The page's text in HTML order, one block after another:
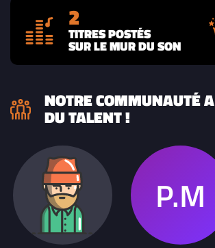
2
TITRES POSTÉS
SUR LE MUR DU SON
NOTRE COMMUNAUTÉ A
DU TALENT !